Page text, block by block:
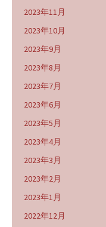
2023年11月
2023年10月
2023年9月
2023年8月
2023年7月
2023年6月
2023年5月
2023年4月
2023年3月
2023年2月
2023年1月
2022年12月